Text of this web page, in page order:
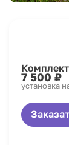
7 500 ₽
установка